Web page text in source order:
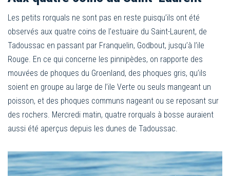
Les petits rorquals ne sont pas en reste puisqu’ils ont été
observés aux quatre coins de l’estuaire du Saint-Laurent, de
Tadoussac en passant par Franquelin, Godbout, jusqu’à l’ile
Rouge. En ce qui concerne les pinnipèdes, on rapporte des
mouvées de phoques du Groenland, des phoques gris, qu’ils
soient en groupe au large de l’ile Verte ou seuls mangeant un
poisson, et des phoques communs nageant ou se reposant sur
des rochers. Mercredi matin, quatre rorquals à bosse auraient
aussi été aperçus depuis les dunes de Tadoussac.